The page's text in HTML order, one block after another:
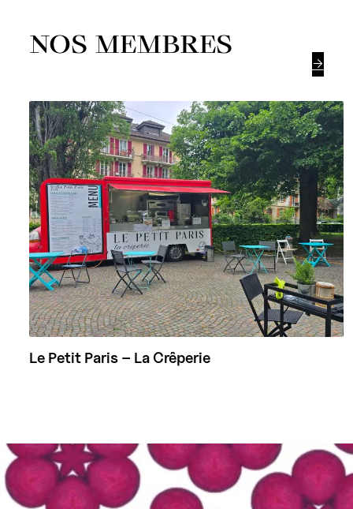
NOS MEMBRES

Le Petit Paris – La Crêperie